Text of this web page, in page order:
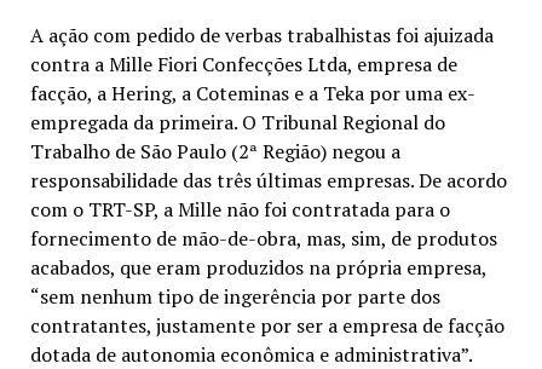
A ação com pedido de verbas trabalhistas foi ajuizada
contra a Mille Fiori Confecções Ltda, empresa de
facção, a Hering, a Coteminas e a Teka por uma ex-
empregada da primeira. O Tribunal Regional do
Trabalho de São Paulo (2ª Região) negou a
responsabilidade das três últimas empresas. De acordo
com o TRT-SP, a Mille não foi contratada para o
fornecimento de mão-de-obra, mas, sim, de produtos
acabados, que eram produzidos na própria empresa,
“sem nenhum tipo de ingerência por parte dos
contratantes, justamente por ser a empresa de facção
dotada de autonomia econômica e administrativa”.